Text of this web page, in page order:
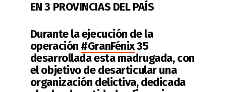
EN 3 PROVINCIAS DEL PAÍS
Durante la ejecución de la
operación #GranFénix35
desarrollada esta madrugada, con
el objetivo de desarticular una
organización delictiva, dedicada